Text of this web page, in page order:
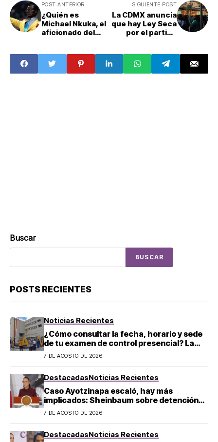
POST ANTERIOR
¿Quién es
Michael Nkuka, el
aficionado del
Lumumba y que
está en
Guadalajara?
SIGUIENTE POST
La CDMX anuncia
que hay Ley Seca
por el partido
colonias y
alcaldías aplica?
Buscar
BUSCAR
POSTS RECIENTES
Noticias Recientes
¿Cómo consultar la fecha, horario y sede
de tu examen de control presencial? La
UNAM da pasos a seguir
7 DE AGOSTO DE 2026
DestacadasNoticias Recientes
Caso Ayotzinapa escaló, hay más
implicados: Sheinbaum sobre detención
de Ángel Aguirre
7 DE AGOSTO DE 2026
DestacadasNoticias Recientes